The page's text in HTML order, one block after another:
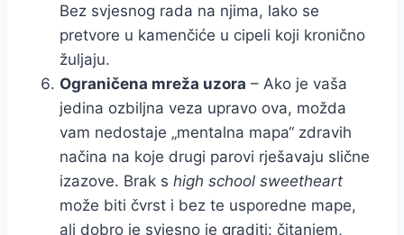
Bez svjesnog rada na njima, lako se
pretvore u kamenčiće u cipeli koji kronično
žuljaju.
Ograničena mreža uzora – Ako je vaša
jedina ozbiljna veza upravo ova, možda
vam nedostaje „mentalna mapa“ zdravih
načina na koje drugi parovi rješavaju slične
izazove. Brak s high school sweetheart
može biti čvrst i bez te usporedne mape,
ali dobro je svjesno je graditi: čitanjem,